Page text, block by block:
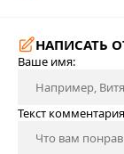
НАПИСАТЬ
Ваше имя:
Текст